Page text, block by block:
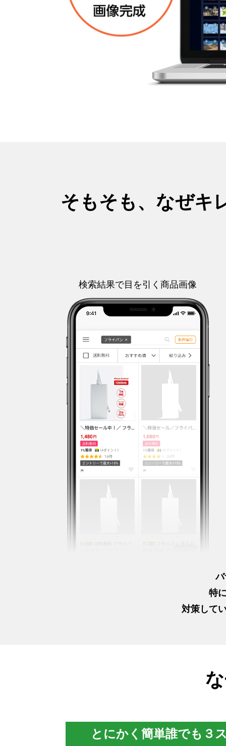
そもそも、なぜキ
検索結果で目を引く商品画像
特
対策して
とにかく簡単誰でも３